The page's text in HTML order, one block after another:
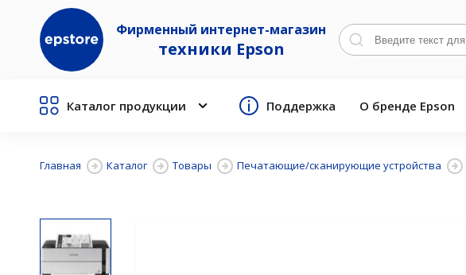
Фирменный интернет-магазин
техники Epson
Каталог продукции Поддержка О бренде Epson
Главная Каталог Товары Печатающие/сканирующие устройства